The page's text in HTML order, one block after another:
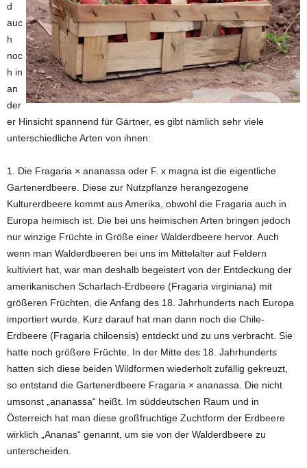
d
auc
h
noc
h in
an
der
er Hinsicht spannend für Gärtner, es gibt nämlich sehr viele
unterschiedliche Arten von ihnen:
1. Die Fragaria × ananassa oder F. x magna ist die eigentliche
Gartenerdbeere. Diese zur Nutzpflanze herangezogene
Kulturerdbeere kommt aus Amerika, obwohl die Fragaria auch in
Europa heimisch ist. Die bei uns heimischen Arten bringen jedoch
nur winzige Früchte in Größe einer Walderdbeere hervor. Auch
wenn man Walderdbeeren bei uns im Mittelalter auf Feldern
kultiviert hat, war man deshalb begeistert von der Entdeckung der
amerikanischen Scharlach-Erdbeere (Fragaria virginiana) mit
größeren Früchten, die Anfang des 18. Jahrhunderts nach Europa
importiert wurde. Kurz darauf hat man dann noch die Chile-
Erdbeere (Fragaria chiloensis) entdeckt und zu uns verbracht. Sie
hatte noch größere Früchte. In der Mitte des 18. Jahrhunderts
hatten sich diese beiden Wildformen wiederholt zufällig gekreuzt,
so entstand die Gartenerdbeere Fragaria × ananassa. Die nicht
umsonst „ananassa“ heißt. Im süddeutschen Raum und in
Österreich hat man diese großfruchtige Zuchtform der Erdbeere
wirklich „Ananas“ genannt, um sie von der Walderdbeere zu
unterscheiden.